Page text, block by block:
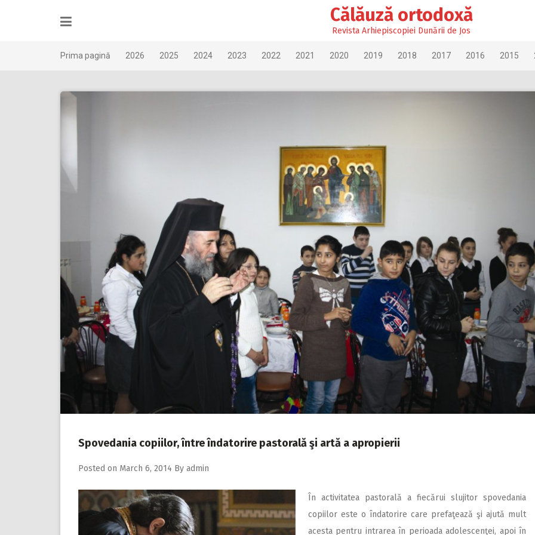
Călăuză ortodoxă
Revista Arhiepiscopiei Dunării de Jos
Prima pagină 2026 2025 2024 2023 2022 2021 2020 2019 2018 2017 2016 2015
Spovedania copiilor, între îndatorire pastorală şi artă a apropierii
Posted on March 6, 2014 By admin
În activitatea pastorală a fiecărui slujitor spovedania
copiilor este o îndatorire care prefaţează şi ajută mult
acesta pentru intrarea în perioada adolescenţei, apoi în